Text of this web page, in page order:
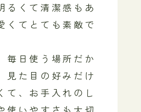
るくて清潔感もあ
くてとても素敵で
毎日使う場所だか
見た目の好みだけ
て、お手入れのし
使いやすさも大切